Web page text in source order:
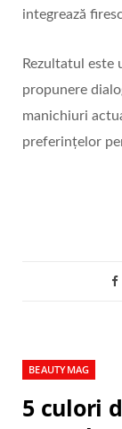
integrează
Rezultatul este
propunere
manichiuri
preferințelor
BEAUTYMAG
5 culori